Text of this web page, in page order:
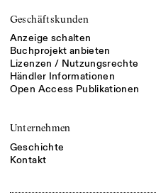
Geschäftskunden
Anzeige schalten
Buchprojekt anbieten
Lizenzen / Nutzungsrechte
Händler Informationen
Open Access Publikationen
Unternehmen
Geschichte
Kontakt